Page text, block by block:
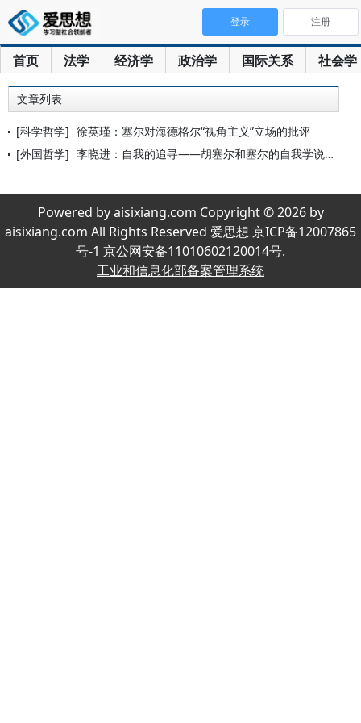
首页 法学 经济学 政治学 国际关系 社会学
登录 注册
文章列表
[科学哲学] 徐英瑾：塞尔对海德格尔“视角主义”立场的批评
[外国哲学] 李晓进：自我的追寻——胡塞尔和塞尔的自我学说之比较
Powered by aisixiang.com Copyright © 2026 by
aisixiang.com All Rights Reserved 爱思想 京ICP备12007865
号-1 京公网安备11010602120014号.
工业和信息化部备案管理系统